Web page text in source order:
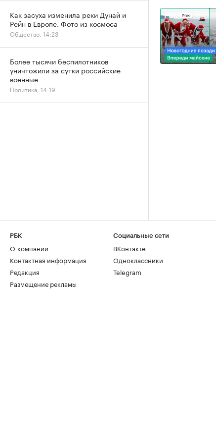
Как засуха изменила реки Дунай и
Рейн в Европе. Фото из космоса
Общество, 14:23
Более тысячи беспилотников
уничтожили за сутки российские
военные
Политика, 14:19
РБК
О компании
Контактная информация
Редакция
Размещение рекламы
Социальные сети
ВКонтакте
Одноклассники
Telegram